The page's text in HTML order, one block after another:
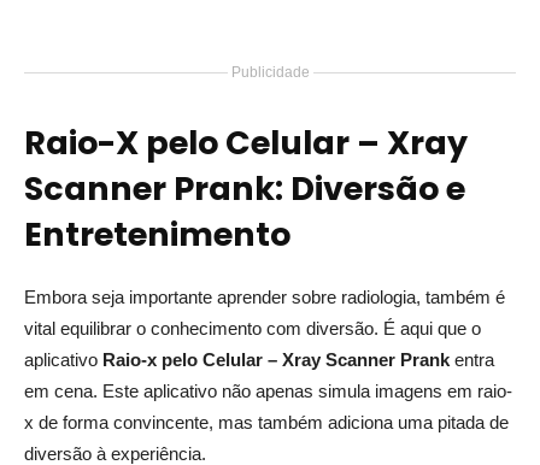
Publicidade
Raio-X pelo Celular – Xray
Scanner Prank: Diversão e
Entretenimento
Embora seja importante aprender sobre radiologia, também é
vital equilibrar o conhecimento com diversão. É aqui que o
aplicativo Raio-x pelo Celular – Xray Scanner Prank entra
em cena. Este aplicativo não apenas simula imagens em raio-
x de forma convincente, mas também adiciona uma pitada de
diversão à experiência.